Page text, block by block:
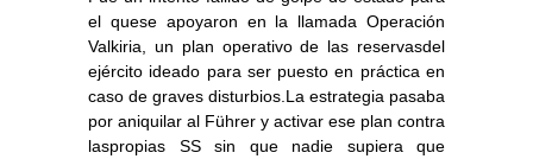
el quese apoyaron en la llamada Operación
Valkiria, un plan operativo de las reservasdel
ejército ideado para ser puesto en práctica en
caso de graves disturbios.La estrategia pasaba
por aniquilar al Führer y activar ese plan contra
laspropias SS sin que nadie supiera que